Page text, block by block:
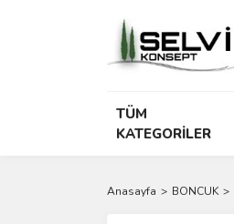
TÜM
KATEGORİLER
Anasayfa BONCUK